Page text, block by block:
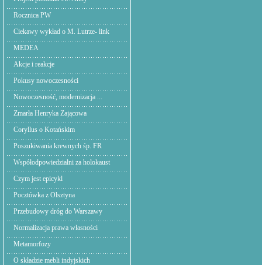
Rocznica PW
Ciekawy wykład o M. Lutrze- link
MEDEA
Akcje i reakcje
Pokusy nowoczesności
Nowoczesność, modernizacja ...
Zmarła Henryka Zającowa
Coryllus o Kotańskim
Poszukiwania krewnych śp. FR
Współodpowiedzialni za holokaust
Czym jest epicykl
Pocztówka z Olsztyna
Przebudowy dróg do Warszawy
Normalizacja prawa własności
Metamorfozy
O składzie mebli indyjskich